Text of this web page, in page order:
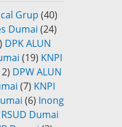
Grup (40)
Dumai (24)
DPK ALUN
(19) KNPI
DPW ALUN
(7) KNPI
(6) Inong
RSUD Dumai